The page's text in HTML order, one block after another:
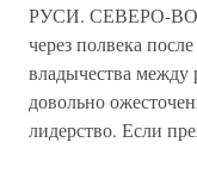
РУСИ. СЕВЕРО-
через полвека
владычества между
довольно
лидерство. Если